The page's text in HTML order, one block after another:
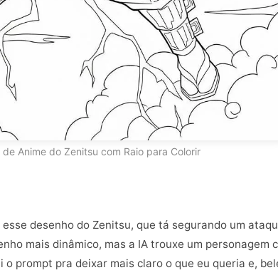
de Anime do Zenitsu com Raio para Colorir
desenho do Zenitsu, que tá segurando um
mais dinâmico, mas a IA trouxe um
o prompt pra deixar mais claro o que eu queria e,